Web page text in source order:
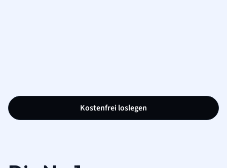
Kostenfrei loslegen